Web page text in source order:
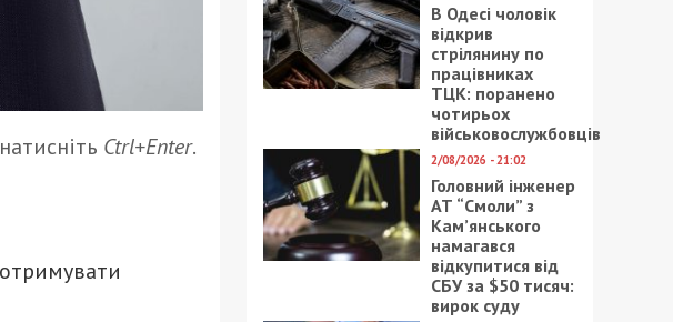
Ctrl+Enter.
В Одесі чоловік
відкрив
стрілянину по
працівниках
ТЦК: поранено
чотирьох
військовослужбовців
2/08/2026 - 21:02
Головний інженер
АТ “Смоли” з
Кам’янського
намагався
відкупитися від
СБУ за $50 тисяч:
вирок суду